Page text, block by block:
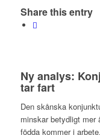
Share this entry
Ny analys:
tar fart
Den skånska
minskar betydligt mer
födda kommer i